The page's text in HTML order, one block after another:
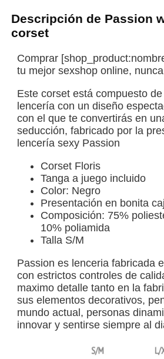
Descripción de Passion
corset
Comprar
tu mejor sexshop online,
Este corset está compuesto
lencería con un diseño
con el que te convertirás en
seducción, fabricado por la
lencería sexy Passion
Corset Floris
Tanga a juego incluido
Color: Negro
Presentación en bonita
Composición: 75%
10% poliamida
Talla S/M
Passion es lenceria fabricada
con estrictos controles de
maximo detalle tanto en la
sus elementos decorativos,
mundo actual, personas
innovar y sentirse siempre al